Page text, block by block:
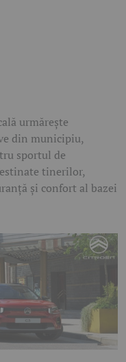
urmărește
din municipiu,
sportul de
tinerilor,
și confort al bazei